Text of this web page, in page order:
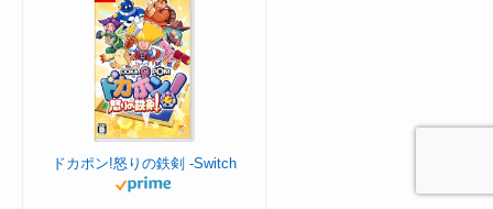
ドカポン!怒りの鉄剣 -Switch